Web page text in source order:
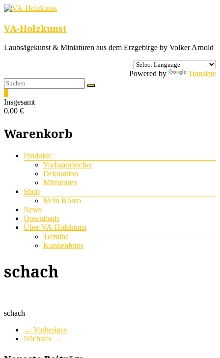
VA-Holzkunst
Laubsägekunst & Miniaturen aus dem Erzgebirge by Volker Arnold
Powered by Translate
Insgesamt
0,00 €
Warenkorb
Menü
Produkte
Vorlagenbücher
Dekoration
Miniaturen
Shop
Mein Konto
News
Downloads
Über VA-Holzkunst
Termine
Kundenfotos
schach
schach
← Vorheriges
Nächstes →